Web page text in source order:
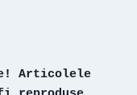
Articolele